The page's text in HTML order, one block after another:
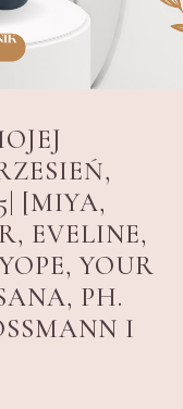
[MIYA,
EVELINE,
YOUR
PH.
I